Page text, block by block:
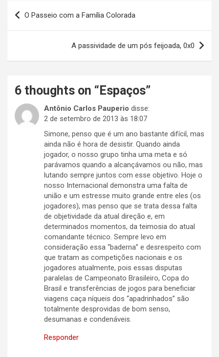
Navegação
de
O Passeio com a Família Colorada
A passividade de um pós feijoada, 0x0
6 thoughts on “ Espaços”
Antônio Carlos Pauperio disse:
2 de setembro de 2013 às 18:07
Simone, penso que é um ano bastante difícil, mas
ainda não é hora de desistir. Quando ainda
jogador, o nosso grupo tinha uma meta e só
parávamos quando a alcançávamos ou não, mas
lutando sempre juntos com esse objetivo. Hoje o
nosso Internacional demonstra uma falta de
união e um estresse muito grande entre eles (os
jogadores), mas penso que se trata dessa falta
de objetividade da atual direção e, em
determinados momentos, da teimosia do atual
comandante técnico. Sempre levo em
consideração essa “baderna” e desrespeito com
que tratam as competições nacionais e os
jogadores atualmente, pois essas disputas
paralelas de Campeonato Brasileiro, Copa do
Brasil e transferências de jogos para beneficiar
viagens caça níqueis dos “apadrinhados” são
totalmente desprovidas de bom senso,
desumanas e condenáveis.
Responder